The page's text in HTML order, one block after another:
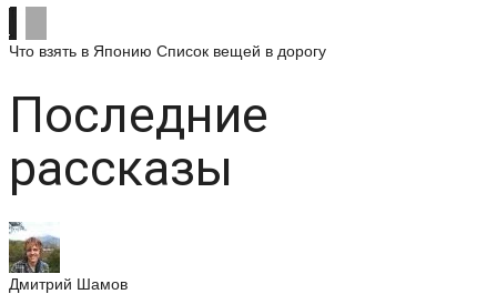
Что взять в Японию Список вещей в дорогу
Последние
рассказы
Дмитрий Шамов